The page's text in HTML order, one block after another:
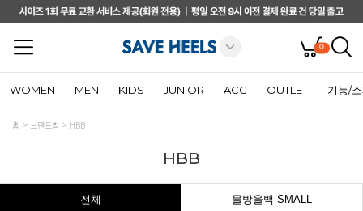
0
WOMEN MEN KIDS JUNIOR ACC OUTLET 기능/
홈 브랜드별 HBB
HBB
전체 물방울백 SMALL